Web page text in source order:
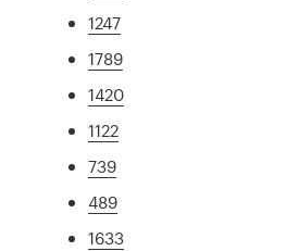
1247
1789
1420
1122
739
489
1633